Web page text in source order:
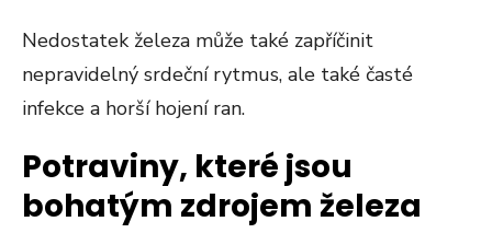
Nedostatek železa může také zapříčinit
nepravidelný srdeční rytmus, ale také časté
infekce a horší hojení ran.
Potraviny, které jsou
bohatým zdrojem železa